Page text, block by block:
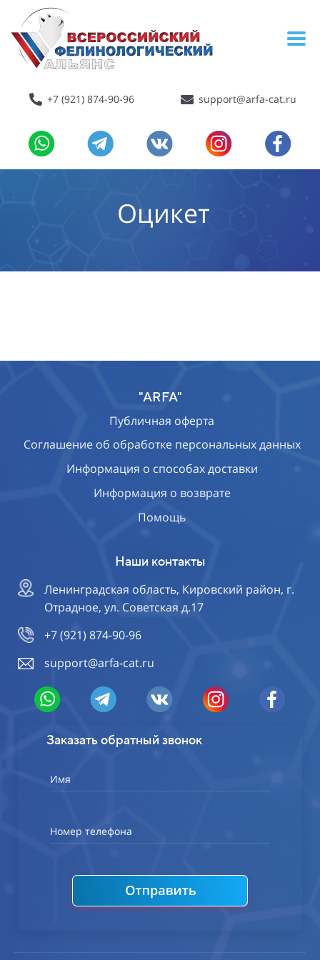
+7 (921) 874-90-96 support@arfa-cat.ru
Оцикет
"ARFA"
Публичная оферта
Соглашение об обработке персональных данных
Информация о способах доставки
Информация о возврате
Помощь
Наши контакты
Ленинградская область, Кировский район, г.
Отрадное, ул. Советская д.17
+7 (921) 874-90-96
support@arfa-cat.ru
Заказать обратный звонок
Имя
Номер телефона